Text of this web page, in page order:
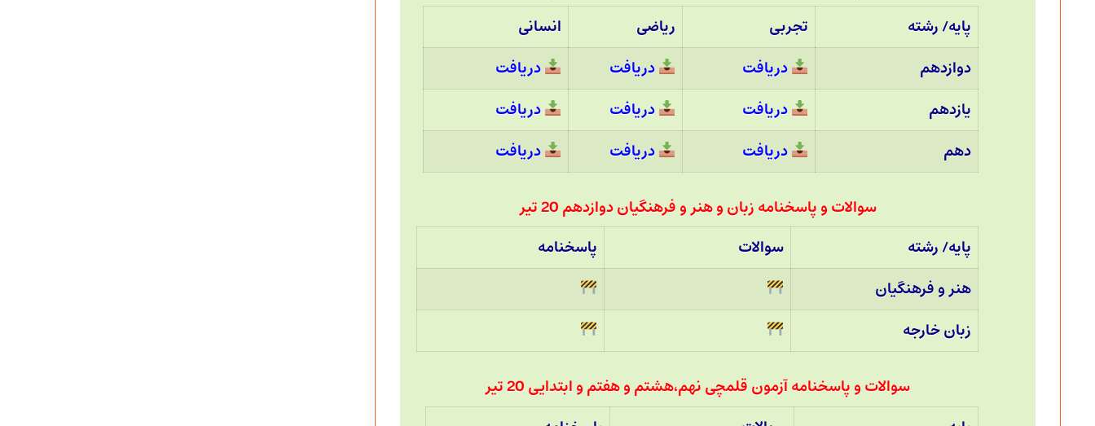
پایه/ رشته
تجربی ریاضی
انسانی
دوازدهم
دریافت دریافت
دریافت
یازدهم
دریافت دریافت
دریافت
دهم
دریافت دریافت دریافت
سوالات و پاسخنامه زبان و هنر و فرهنگیان دوازدهم 20 تیر
پایه/ رشته
سوالات
پاسخنامه
هنر و فرهنگیان
زبان خارجه
سوالات و پاسخنامه آزمون قلمچی نهم،هشتم و هفتم و ابتدایی 20 تیر